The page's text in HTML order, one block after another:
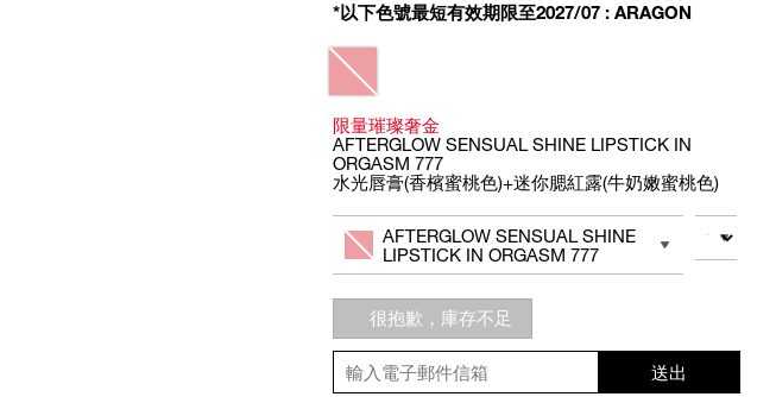
*以下色號最短有效期限至2027/07 : ARAGON
Variations
限量璀璨奢金
AFTERGLOW SENSUAL SHINE LIPSTICK IN
ORGASM 777
水光唇膏(香檳蜜桃色)+迷你腮紅露(牛奶嫩蜜桃色)
to
cart
options
Actions
AFTERGLOW SENSUAL SHINE
LIPSTICK IN ORGASM 777
數量
很抱歉，庫存不足
送出